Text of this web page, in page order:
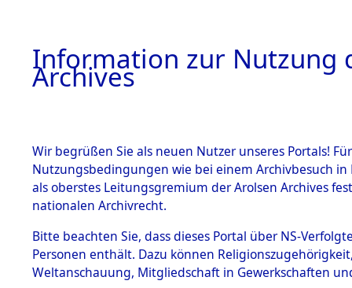
BESTÄNDE
1.
Inhaftierungsdoku
mente
1.2.9 Beim ITS
0036
Information zur Nutzung
Archives
Wir begrüßen Sie als neuen Nutzer unseres Portals!
Nutzungsbedingungen wie bei einem Archivbesuch
als oberstes Leitungsgremium der Arolsen Archives
nationalen Archivrecht.
Bitte beachten Sie, dass dieses Portal über NS-
Personen enthält. Dazu können
Weltanschauung, Mitgliedschaft in Gewerkschaften